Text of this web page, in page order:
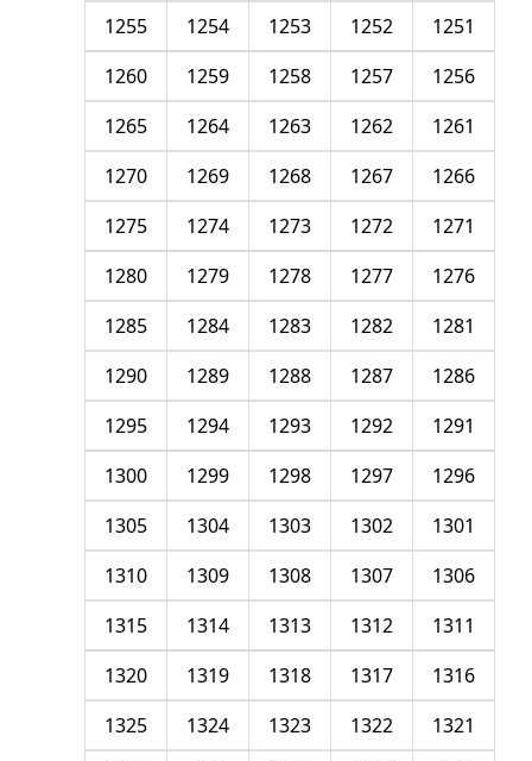
1251
1252
1253
1254
1255
1256
1257
1258
1259
1260
1261
1262
1263
1264
1265
1266
1267
1268
1269
1270
1271
1272
1273
1274
1275
1276
1277
1278
1279
1280
1281
1282
1283
1284
1285
1286
1287
1288
1289
1290
1291
1292
1293
1294
1295
1296
1297
1298
1299
1300
1301
1302
1303
1304
1305
1306
1307
1308
1309
1310
1311
1312
1313
1314
1315
1316
1317
1318
1319
1320
1321
1322
1323
1324
1325